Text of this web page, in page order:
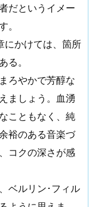
だというイメー
。
にかけては、箇所
る。
ろやかで芳醇な
ましょう。血湧
こともなく、純
裕のある音楽づ
コクの深さが感
ベルリン･フィル